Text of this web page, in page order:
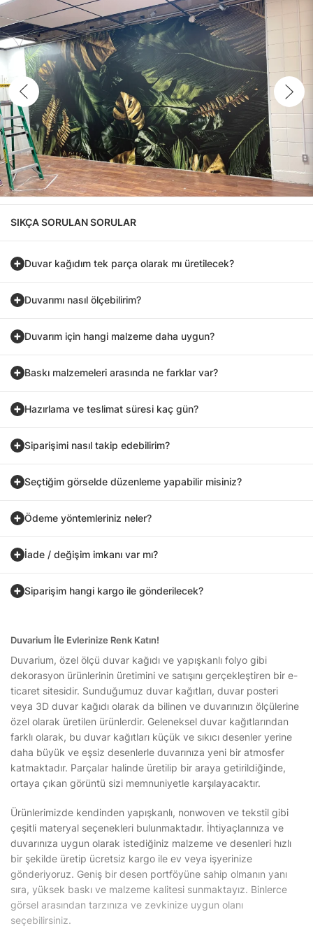
SIKÇA SORULAN SORULAR
Duvar kağıdım tek parça olarak mı üretilecek?
Duvarımı nasıl ölçebilirim?
Duvarım için hangi malzeme daha uygun?
Baskı malzemeleri arasında ne farklar var?
Hazırlama ve teslimat süresi kaç gün?
Siparişimi nasıl takip edebilirim?
Seçtiğim görselde düzenleme yapabilir misiniz?
Ödeme yöntemleriniz neler?
İade / değişim imkanı var mı?
Siparişim hangi kargo ile gönderilecek?
Duvarium İle Evlerinize Renk Katın!
Duvarium, özel ölçü duvar kağıdı ve yapışkanlı folyo gibi
dekorasyon ürünlerinin üretimini ve satışını gerçekleştiren bir e-
ticaret sitesidir. Sunduğumuz duvar kağıtları, duvar posteri
veya 3D duvar kağıdı olarak da bilinen ve duvarınızın ölçülerine
özel olarak üretilen ürünlerdir. Geleneksel duvar kağıtlarından
farklı olarak, bu duvar kağıtları küçük ve sıkıcı desenler yerine
daha büyük ve eşsiz desenlerle duvarınıza yeni bir atmosfer
katmaktadır. Parçalar halinde üretilip bir araya getirildiğinde,
ortaya çıkan görüntü sizi memnuniyetle karşılayacaktır.
Ürünlerimizde kendinden yapışkanlı, nonwoven ve tekstil gibi
çeşitli materyal seçenekleri bulunmaktadır. İhtiyaçlarınıza ve
duvarınıza uygun olarak istediğiniz malzeme ve desenleri hızlı
bir şekilde üretip ücretsiz kargo ile ev veya işyerinize
gönderiyoruz. Geniş bir desen portföyüne sahip olmanın yanı
sıra, yüksek baskı ve malzeme kalitesi sunmaktayız. Binlerce
görsel arasından tarzınıza ve zevkinize uygun olanı
seçebilirsiniz.